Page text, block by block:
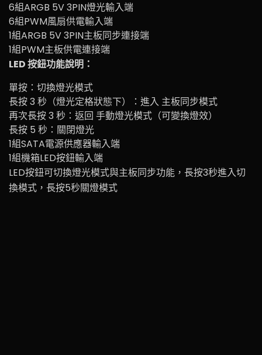
6組ARGB 5V 3PIN燈光輸入端
6組PWM風扇供電輸入端
1組ARGB 5V 3PIN主板同步連接端
1組PWM主板供電連接端
LED 按鈕功能說明：
單按：切換燈光模式
長按 3 秒（燈光定格狀態下）：進入 主板同步模式
再次長按 3 秒：返回 手動燈光模式（可變換燈效）
長按 5 秒：關閉燈光
1組SATA電源供應器輸入端
1組機箱LED按鈕輸入端
LED按鈕可切換燈光模式與主板同步功能，長按3秒進入切
換模式，長按5秒關燈模式